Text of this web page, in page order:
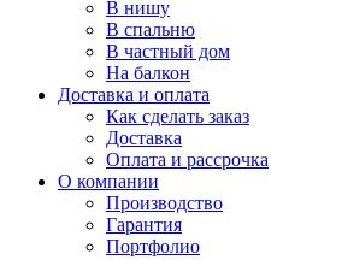
В нишу
В спальню
В частный дом
На балкон
Доставка и оплата
Как сделать заказ
Доставка
Оплата и рассрочка
О компании
Производство
Гарантия
Портфолио